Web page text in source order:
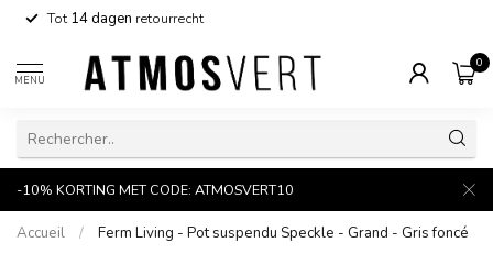
Tot14 dagen retourrecht
MENU
0
-10% KORTING MET CODE: ATMOSVERT10
Accueil / Ferm Living - Pot suspendu Speckle - Grand - Gris foncé